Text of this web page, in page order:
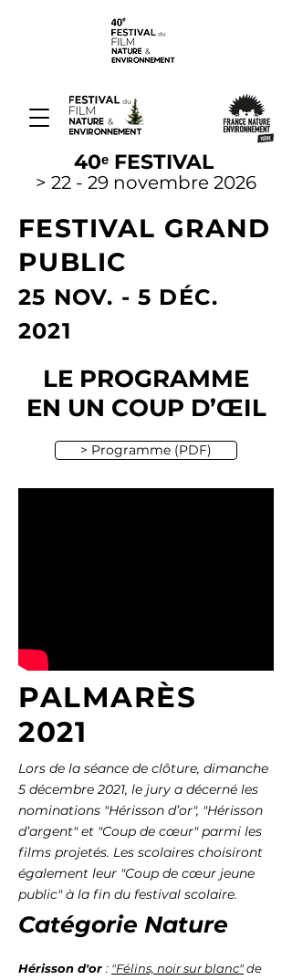
40ᵉ FESTIVAL
> 22 - 29 novembre 2026
FESTIVAL GRAND
PUBLIC
25 NOV. - 5 DÉC.
2021
LE PROGRAMME
EN UN COUP D’ŒIL
> Programme (PDF)
PALMARÈS
2021
Lors de la séance de clôture, dimanche
5 décembre 2021, le jury a décerné les
nominations "Hérisson d’or", "Hérisson
d’argent" et "Coup de cœur" parmi les
films projetés. Les scolaires choisiront
également leur "Coup de cœur jeune
public" à la fin du festival scolaire.
Catégorie Nature
Hérisson d'or : "Félins, noir sur blanc"de